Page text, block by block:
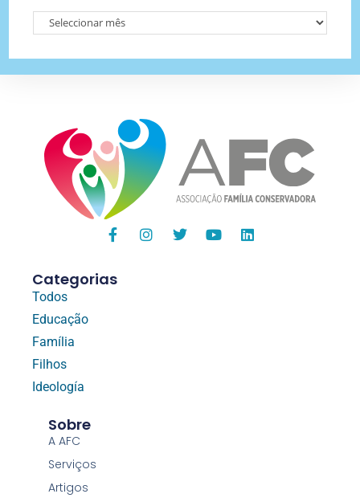
Categorias
Todos
Educação
Família
Filhos
Ideología
Sobre
A AFC
Serviços
Artigos